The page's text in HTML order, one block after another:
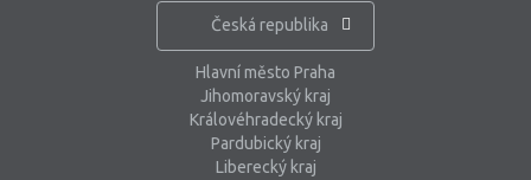
Česká republika
Hlavní město Praha
Jihomoravský kraj
Královéhradecký kraj
Pardubický kraj
Liberecký kraj